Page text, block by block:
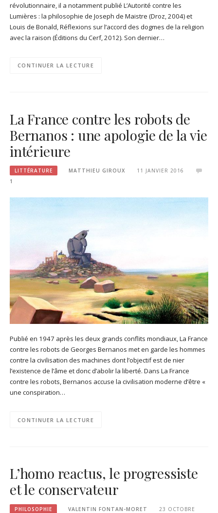
révolutionnaire, il a notamment publié L’Autorité contre les
Lumières : la philosophie de Joseph de Maistre (Droz, 2004) et
Louis de Bonald, Réflexions sur l’accord des dogmes de la religion
avec la raison (Éditions du Cerf, 2012). Son dernier…
CONTINUER LA LECTURE
La France contre les robots de
Bernanos : une apologie de la vie
intérieure
LITTÉRATURE MATTHIEU GIROUX
11 JANVIER 2016
1
Publié en 1947 après les deux grands conflits mondiaux, La France
contre les robots de Georges Bernanos met en garde les hommes
contre la civilisation des machines dont l’objectif est de nier
l’existence de l’âme et donc d’abolir la liberté. Dans La France
contre les robots, Bernanos accuse la civilisation moderne d’être «
une conspiration…
CONTINUER LA LECTURE
L’homo reactus, le progressiste
et le conservateur
PHILOSOPHIE VALENTIN FONTAN-MORET
23 OCTOBRE